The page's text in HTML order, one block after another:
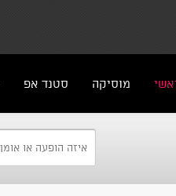
מוסיקה סטנד אפ